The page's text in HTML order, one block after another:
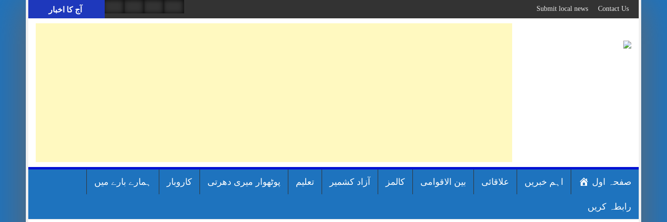
to
content
آج کا اخبار Contact Us
Submit local news
صفحہ اول اہم خبریں علاقائی بین الاقوامی کالمز آزاد کشمیر تعلیم پوٹھوار میری دھرتی کاروبار ہمارے بارے میں
رابطہ کریں